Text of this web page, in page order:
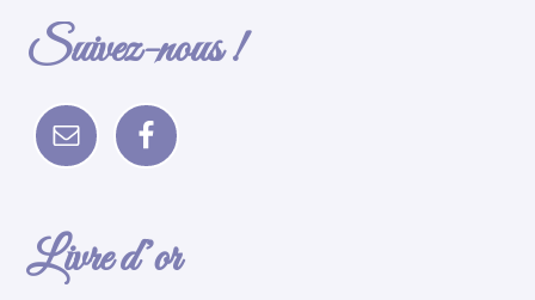
Suivez-nous !
Livre d’or